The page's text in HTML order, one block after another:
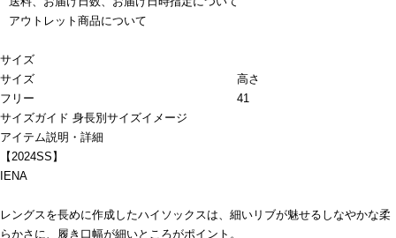
アウトレット商品について
サイズ
サイズ
高さ
フリー
41
サイズガイド 身長別サイズイメージ
アイテム説明・詳細
【2024SS】
IENA
レングスを長めに作成したハイソックスは、細いリブが魅せるしなやかな柔
らかさに、履き口幅が細いところがポイント。